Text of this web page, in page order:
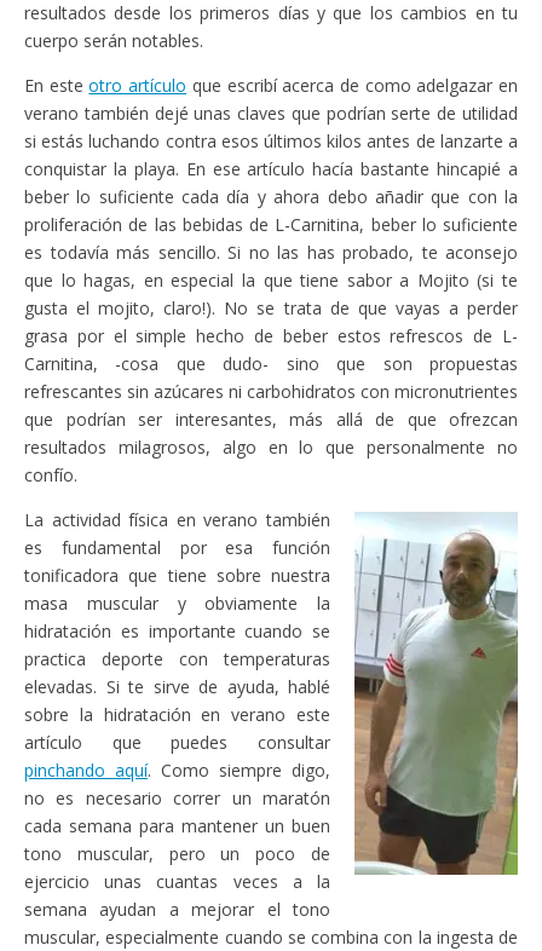
resultados desde los primeros días y que los cambios en tu
cuerpo serán notables.
En esteotro artículo que escribí acerca de como adelgazar en
verano también dejé unas claves que podrían serte de utilidad
si estás luchando contra esos últimos kilos antes de lanzarte a
conquistar la playa. En ese artículo hacía bastante hincapié a
beber lo suficiente cada día y ahora debo añadir que con la
proliferación de las bebidas de L-Carnitina, beber lo suficiente
es todavía más sencillo. Si no las has probado, te aconsejo
que lo hagas, en especial la que tiene sabor a Mojito (si te
gusta el mojito, claro!). No se trata de que vayas a perder
grasa por el simple hecho de beber estos refrescos de L-
Carnitina, -cosa que dudo- sino que son propuestas
refrescantes sin azúcares ni carbohidratos con micronutrientes
que podrían ser interesantes, más allá de que ofrezcan
resultados milagrosos, algo en lo que personalmente no
confío.
La actividad física en verano también
es fundamental por esa función
tonificadora que tiene sobre nuestra
masa muscular y obviamente la
hidratación es importante cuando se
practica deporte con temperaturas
elevadas. Si te sirve de ayuda, hablé
sobre la hidratación en verano este
artículo que puedes consultar
pinchando aquí. Como siempre digo,
no es necesario correr un maratón
cada semana para mantener un buen
tono muscular, pero un poco de
ejercicio unas cuantas veces a la
semana ayudan a mejorar el tono
muscular, especialmente cuando se combina con la ingesta de